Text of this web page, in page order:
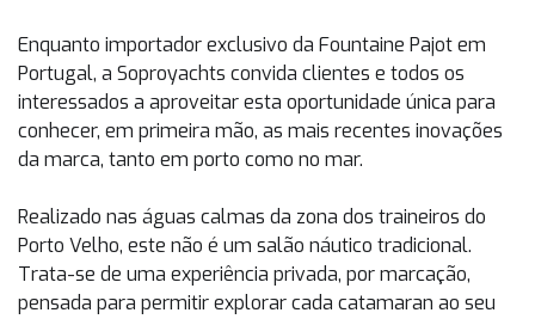
Enquanto importador exclusivo da Fountaine Pajot em
Portugal, a Soproyachts convida clientes e todos os
interessados a aproveitar esta oportunidade única para
conhecer, em primeira mão, as mais recentes inovações
da marca, tanto em porto como no mar.
Realizado nas águas calmas da zona dos traineiros do
Porto Velho, este não é um salão náutico tradicional.
Trata-se de uma experiência privada, por marcação,
pensada para permitir explorar cada catamaran ao seu